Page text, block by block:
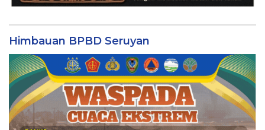
Himbauan BPBD Seruyan